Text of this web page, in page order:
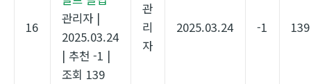
16
관리자 |
2025.03.24
| 추천 -1 |
조회 139
관
리
자
2025.03.24 -1 139